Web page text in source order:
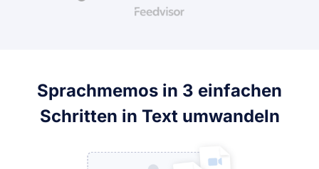
Sprachmemos in 3 einfachen
Schritten in Text umwandeln